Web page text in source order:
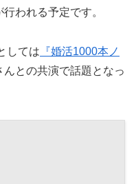
われる予定です。
しては 『婚活1000本ノ
との共演で話題となっ